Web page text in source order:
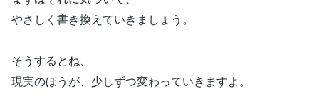
やさしく書き換えていきましょう。
そうするとね、
現実のほうが、少しずつ変わっていきますよ。